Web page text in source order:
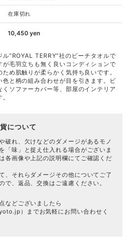
在庫切れ
10,450 yen
ル”ROYAL TERRY”社のビーチタオルで
が毛羽立ちも無く良いコンディションで
め肌触りが柔らかく気持ち良いです。
色と柄の組み合わせが目を引きます。ビ
くソファーカバー等、部屋のインテリア
について
破れ、欠けなどのダメージがあるモノ
「味」と捉え仕入れる場合がございま
各画像や上記の説明欄にてご確認くだ
、それらダメージその他についてご了
で、返品、交換はご遠慮ください。
などございましたら
）までお気軽にお問い合わせく